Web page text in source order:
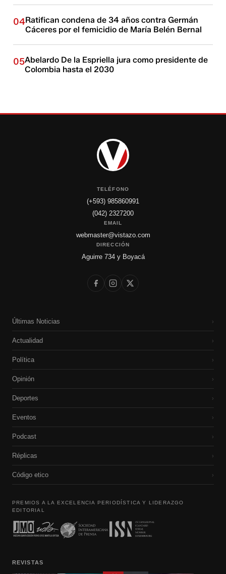
04Ratifican condena de 34 años contra Germán
Cáceres por el femicidio de María Belén Bernal
05Abelardo De la Espriella jura como presidente de
Colombia hasta el 2030
TELÉFONO
(+593) 985860991
(042) 2327200
EMAIL
webmaster@vistazo.com
DIRECCIÓN
Aguirre 734 y Boyacá
Últimas Noticias ›
Actualidad ›
Política ›
Opinión ›
Deportes ›
Eventos ›
Podcast ›
Réplicas ›
Código etico ›
PREMIOS A LA EXCELENCIA PERIODÍSTICA Y LIDERAZGO
EDITORIAL
REVISTAS